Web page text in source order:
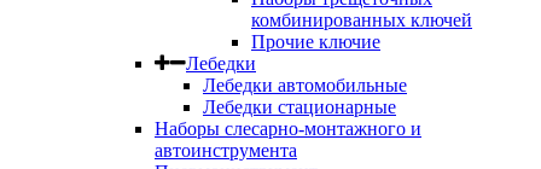
комбинированных ключей
Прочие ключие
Лебедки
Лебедки автомобильные
Лебедки стационарные
Наборы слесарно-монтажного и
автоинструмента